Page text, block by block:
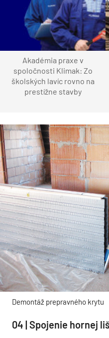
Akadémia praxe v
spoločnosti Klimak: Zo
školských lavíc rovno na
prestížne stavby
Demontáž prepravného krytu
04 | Spojenie hornej